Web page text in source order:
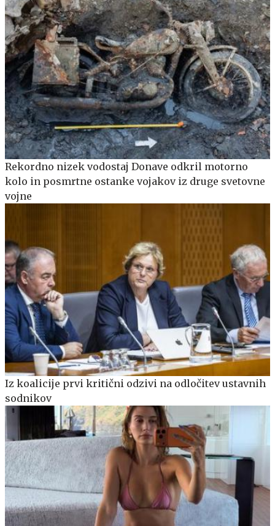
Rekordno nizek vodostaj Donave odkril motorno
kolo in posmrtne ostanke vojakov iz druge svetovne
vojne
Iz koalicije prvi kritični odzivi na odločitev ustavnih
sodnikov